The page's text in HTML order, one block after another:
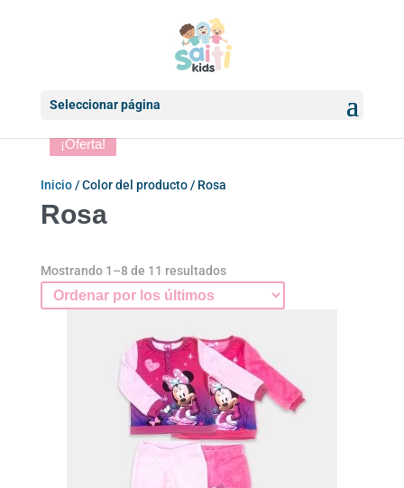
Seleccionar página
Inicio/ Color del producto / Rosa
Rosa
Mostrando 1–8 de 11 resultadosOrdenado
los
últimos
¡Oferta!
¡Oferta!
¡Oferta!
¡Oferta!
¡Oferta!
¡Oferta!
¡Oferta!